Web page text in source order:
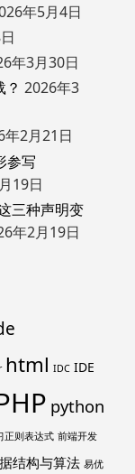
年5月4日
年3月30日
2026年3
年2月21日
参写
19日
三种声明变
年2月19日
html IDC IDE
python
正则表达式 前端开发
结构与算法 易优